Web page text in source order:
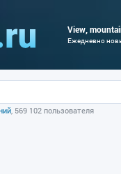
View,
Ежедневно
, 569 102 пользователя